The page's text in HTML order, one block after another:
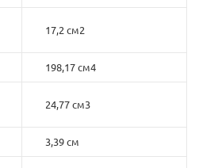
17,2 см2
198,17 см4
24,77 см3
3,39 см